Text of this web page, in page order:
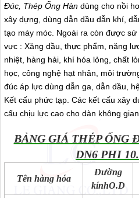
Đúc, Thép Ống Hàn dùng cho nồi
xây dựng, dùng dẫn dầu dẫn khí,
tạo máy móc. Ngoài ra còn được
vực : Xăng dầu, thực phẩm, năng
nhiệt, hàng hải, khí hóa lỏng, chất
học, công nghệ hạt nhân, môi
đúc áp lực dùng dẫn ga, dẫn dầu,
Kết cấu phức tạp. Các kết cấu xây
cấu chịu lực cao cho dàn không
BẢNG GIÁ THÉP ỐNG
DN6 PHI
Tên hàng hóa
Đường
kínhO.D